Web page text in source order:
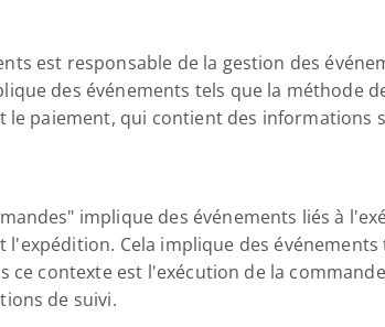
est responsable de la gestion des
des événements tels que la méthode
le paiement, qui contient des informations
implique des événements liés à
Cela implique des
ce contexte est l'exécution de la
de suivi.